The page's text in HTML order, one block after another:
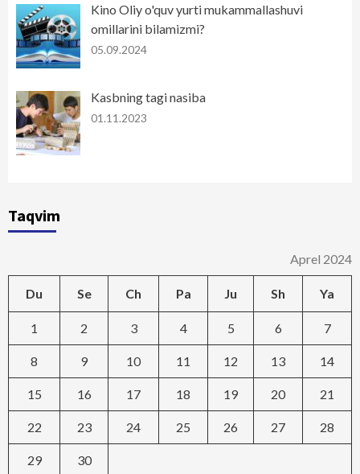
Kino Oliy o'quv yurti mukammallashuvi
omillarini bilamizmi?
05.09.2024
Kasbning tagi nasiba
01.11.2023
Taqvim
Aprel 2024
Du Se Ch Pa Ju Sh Ya
1 2 3 4 5 6 7
8 9 10 11 12 13 14
15 16 17 18 19 20 21
22 23 24 25 26 27 28
29 30